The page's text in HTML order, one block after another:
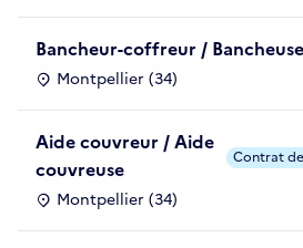
Bancheur-coffreur /
Montpellier (34)
Aide couvreur / Aide
couvreuse
Montpellier (34)
Contrat